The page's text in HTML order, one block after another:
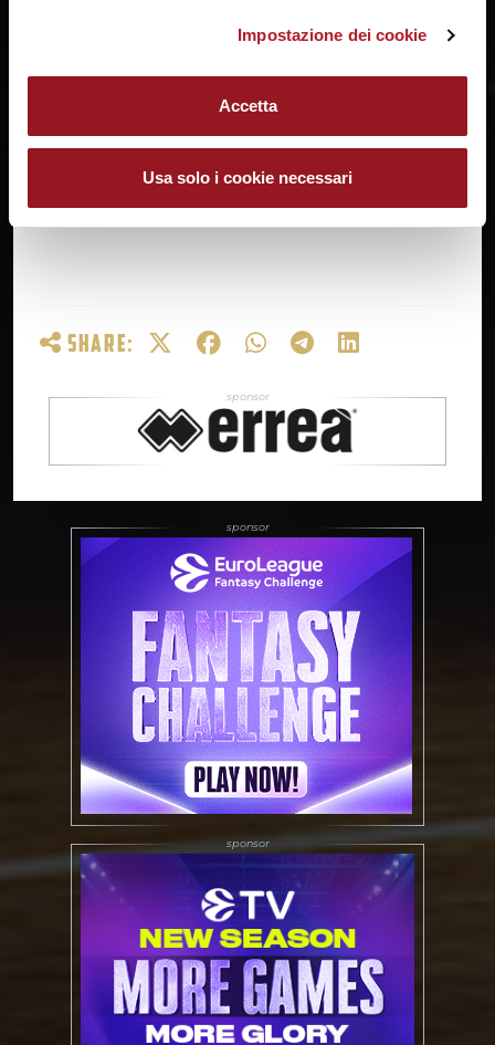
Impostazione dei cookie
Accetta
Usa solo i cookie necessari
SHARE: